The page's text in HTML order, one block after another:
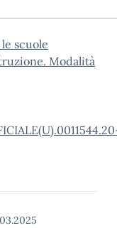
scuole
Modalità